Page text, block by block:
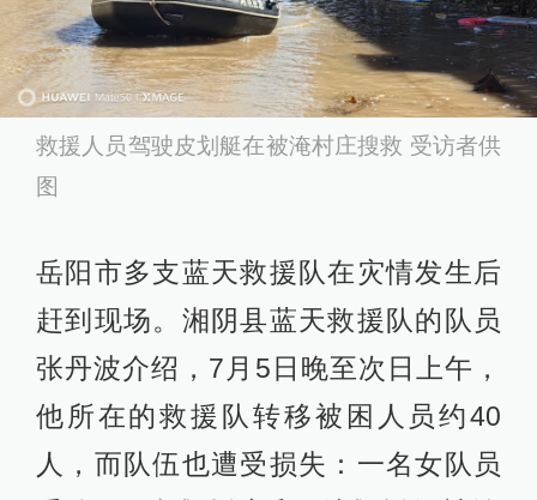
救援人员驾驶皮划艇在被淹村庄搜救 受访者供
图
岳阳市多支蓝天救援队在灾情发生后
赶到现场。湘阴县蓝天救援队的队员
张丹波介绍，7月5日晚至次日上午，
他所在的救援队转移被困人员约40
人，而队伍也遭受损失：一名女队员